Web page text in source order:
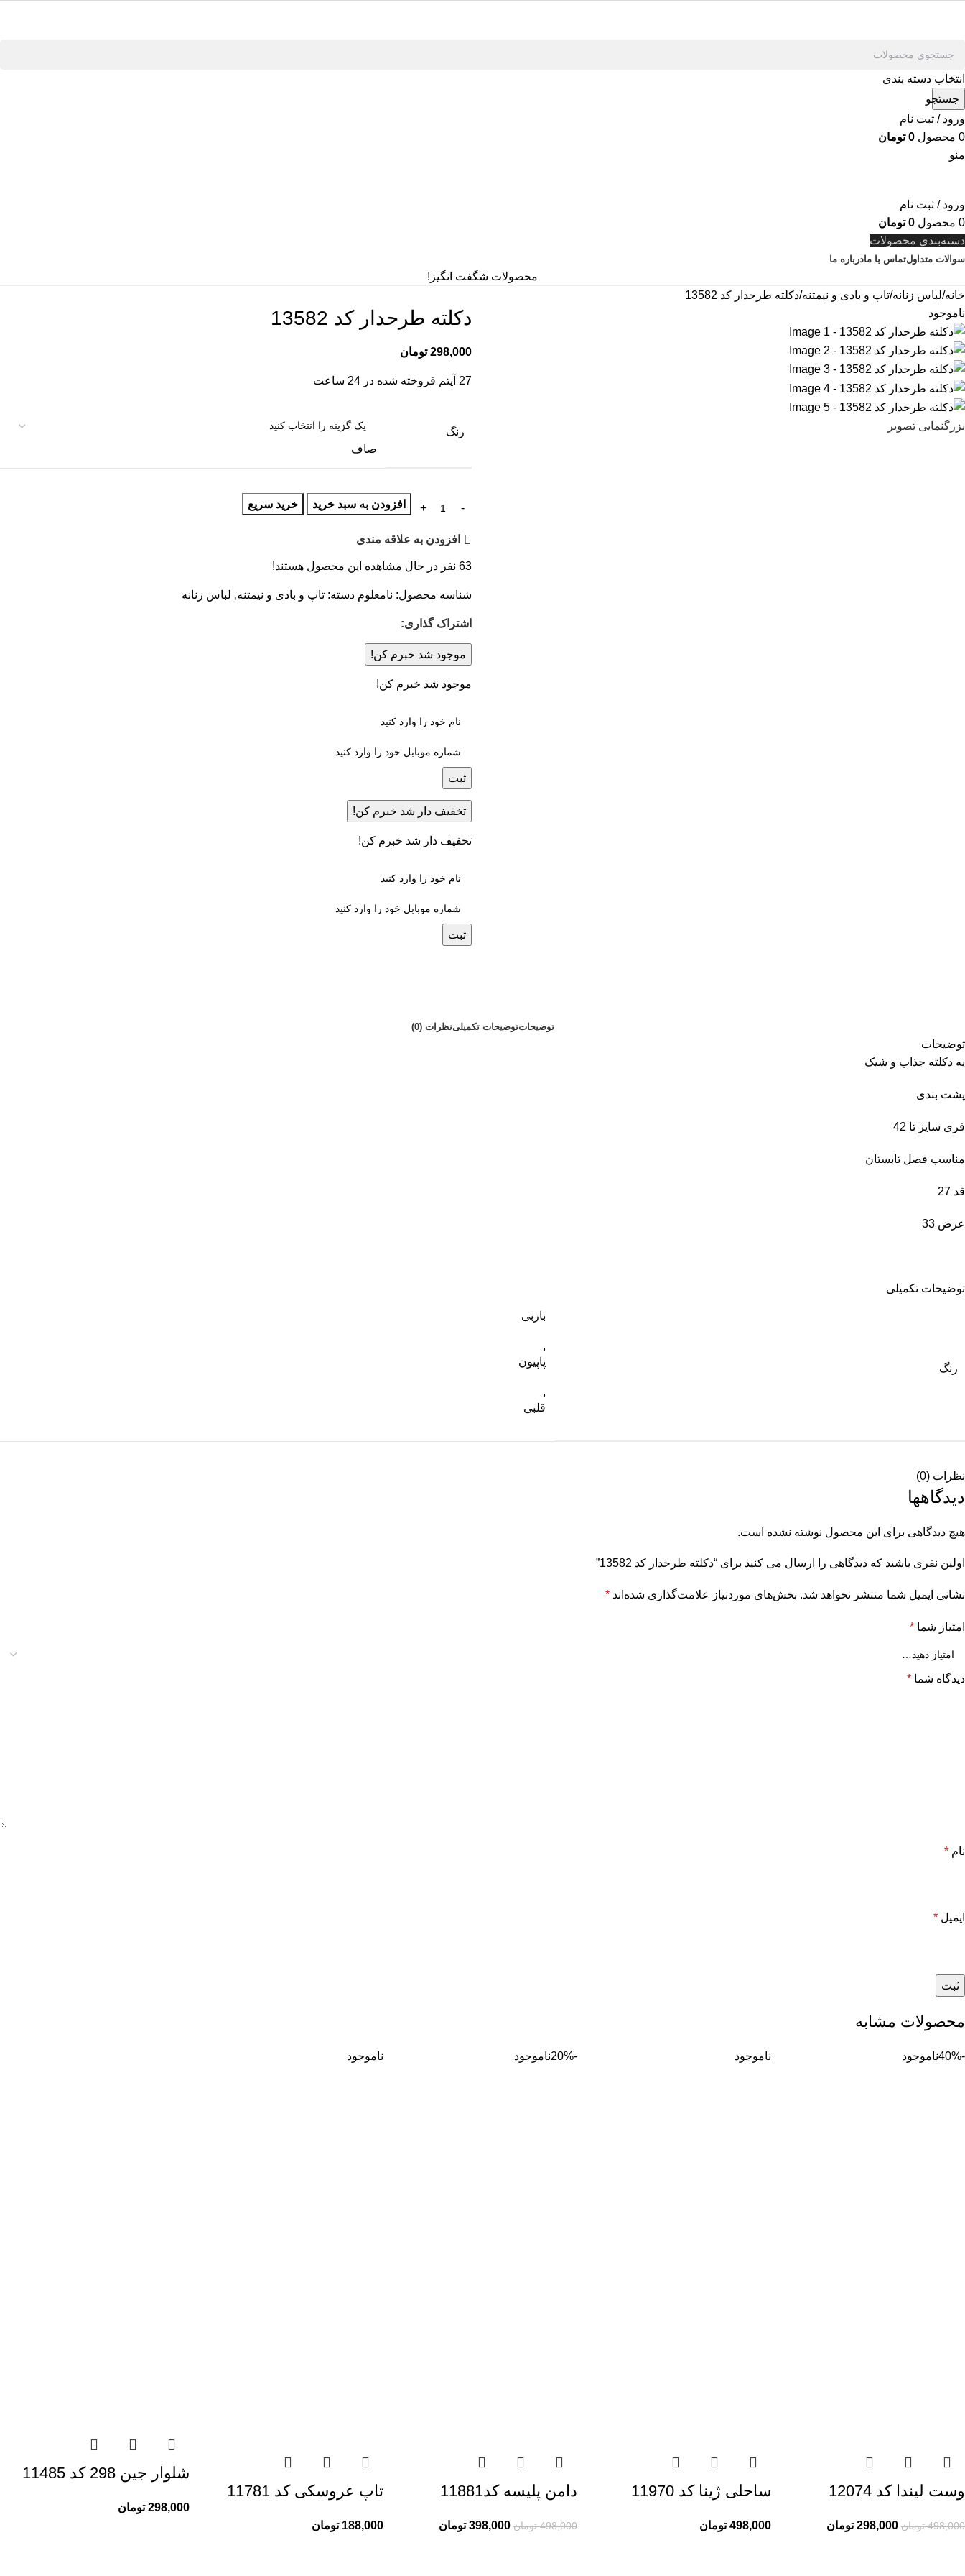
انتخاب دسته بندی
جستجو
ورود / ثبت نام
0 محصول 0 تومان
منو
ورود / ثبت نام
0 محصول 0 تومان
دسته‌بندی محصولات
سوالات متداولتماس با مادرباره ما
محصولات شگفت انگیز!
خانه لباس زنانه تاپ و بادی و نیمتنه دکلته طرحدار کد 13582
ناموجود
بزرگنمایی تصویر
دکلته طرحدار کد 13582
298,000 تومان
27 آیتم فروخته شده در 24 ساعت
رنگ
صاف
افزودن به سبد خرید خرید سریع
افزودن به علاقه مندی
63 نفر در حال مشاهده این محصول هستند!
شناسه محصول: نامعلوم دسته: تاپ و بادی و نیمتنه, لباس زنانه
اشتراک گذاری:
موجود شد خبرم کن!
موجود شد خبرم کن!
ثبت
تخفیف دار شد خبرم کن!
تخفیف دار شد خبرم کن!
ثبت
توضیحاتتوضیحات تکمیلینظرات (0)
توضیحات
یه دکلته جذاب و شیک
پشت بندی
فری سایز تا 42
مناسب فصل تابستان
قد 27
عرض 33
توضیحات تکمیلی
رنگ
باربی
,
پاپیون
,
قلبی
نظرات (0)
دیدگاهها
هیچ دیدگاهی برای این محصول نوشته نشده است.
اولین نفری باشید که دیدگاهی را ارسال می کنید برای “دکلته طرحدار کد 13582”
نشانی ایمیل شما منتشر نخواهد شد. بخش‌های موردنیاز علامت‌گذاری شده‌اند *
امتیاز شما *
دیدگاه شما *
نام *
ایمیل *
محصولات مشابه
-40% ناموجود
وست لیندا کد 12074
498,000 تومان 298,000 تومان
ناموجود
ساحلی ژینا کد 11970
498,000 تومان
-20% ناموجود
دامن پلیسه کد11881
498,000 تومان 398,000 تومان
ناموجود
تاپ عروسکی کد 11781
188,000 تومان
شلوار جین 298 کد 11485
298,000 تومان